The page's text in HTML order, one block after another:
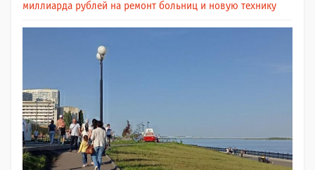
миллиарда рублей на ремонт больниц и новую технику